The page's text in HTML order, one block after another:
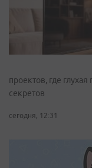
проектов, где
секретов
сегодня, 12:31